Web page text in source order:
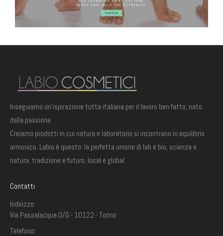
TRONCHESINE UNGHIE "LEO" NERE PER UNGHIE SPESSE 1/2 LUNA COBALTO
CONF. 10 PZ. FIOR DI PELLE 3 ML BUSTINA MONODOSE
Inseguiamo un'ispirazione tutta italiana per il lavoro ben fatto, nato
dalla passione.
Creiamo prodotti in cui natura e laboratorio si incontrano in equilibrio
armonico. Labio è questo: la perfetta unione di lab e bio, scienza e
natura, tradizione e futuro, local e global.
Contatti
Indirizzo:
Via Passalacqua 0/G - 10122 - Torino
Telefono: